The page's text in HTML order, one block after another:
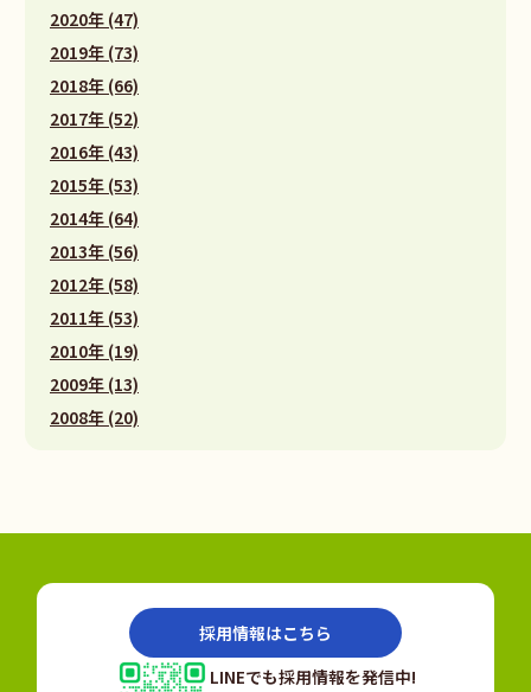
2020年 (47)
2019年 (73)
2018年 (66)
2017年 (52)
2016年 (43)
2015年 (53)
2014年 (64)
2013年 (56)
2012年 (58)
2011年 (53)
2010年 (19)
2009年 (13)
2008年 (20)
採用情報はこちら
LINEでも採用情報を発信中!